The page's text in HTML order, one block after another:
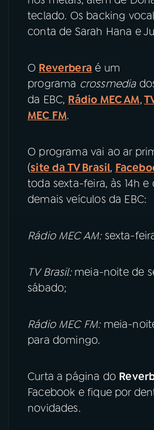
teclado. Os backing
conta de Sarah Hana e
O Reverbera é um
programa crossmedia
da EBC, Rádio MEC AM,
MEC FM.
O programa vai ao ar
(site da TV Brasil,
toda sexta-feira, às 14h e
demais veículos da EBC:
Rádio MEC AM:sexta-
TV Brasil:meia-noite de
sábado;
Rádio MEC FM:meia-
para domingo.
Curta a página do
Facebook e fique por
novidades.